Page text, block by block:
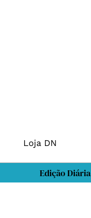
Loja DN
Edição Diária